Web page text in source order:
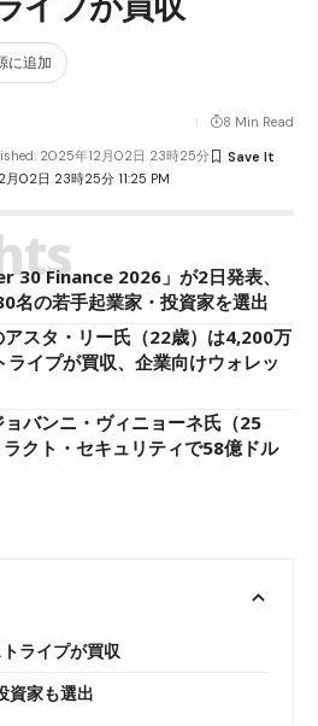
に追加
02日 23時25分 11:25 PM
2025年12月02日 23時25分
8 Min Read
30 Finance 2026」が2日発表、
名の若手起業家・投資家を選出
スタ・リー氏（22歳）は4,200万
ライプが買収、企業向けウォレッ
バンニ・ヴィニョーネ氏（25
クト・セキュリティで58億ドル
ライプが買収
資家も選出